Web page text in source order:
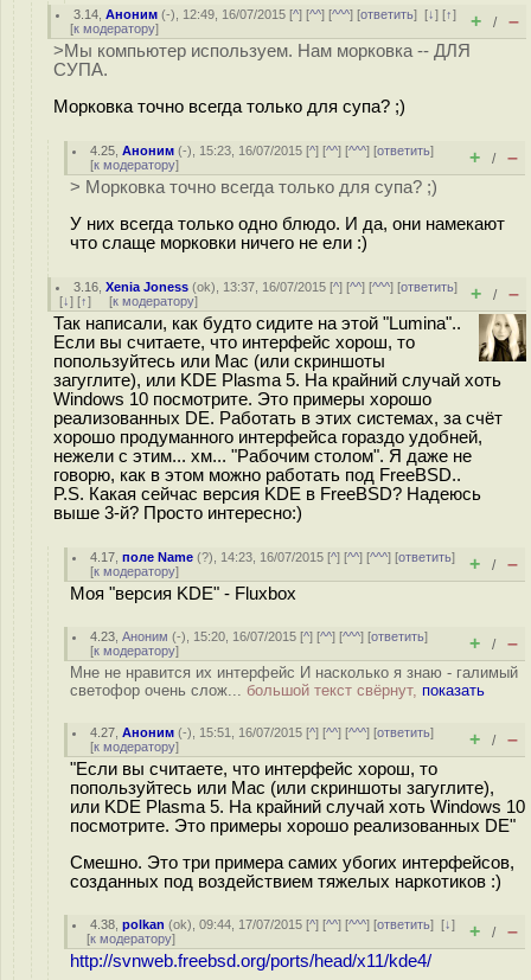
3.14 ,Аноним (-), 12:49, 16/07/2015 [^] [^^] [^^^] [ответить][↓] [↑]
[к модератору] + / –
>Мы компьютер используем. Нам морковка -- ДЛЯ
СУПА.
Морковка точно всегда только для супа? ;)
4.25 ,Аноним (-), 15:23, 16/07/2015 [^] [^^] [^^^] [ответить]
[к модератору] + / –
> Морковка точно всегда только для супа? ;)
У них всегда только одно блюдо. И да, они намекают
что слаще морковки ничего не ели :)
3.16 ,Xenia Joness (ok), 13:37, 16/07/2015 [^] [^^] [^^^] [ответить]
[↓] [↑] [к модератору] + / –
Так написали, как будто сидите на этой "Lumina"..
Если вы считаете, что интерфейс хорош, то
попользуйтесь или Mac (или скриншоты
загуглите), или KDE Plasma 5. На крайний случай хоть
Windows 10 посмотрите. Это примеры хорошо
реализованных DE. Работать в этих системах, за счёт
хорошо продуманного интерфейса гораздо удобней,
нежели с этим... хм... "Рабочим столом". Я даже не
говорю, как в этом можно работать под FreeBSD..
P.S. Какая сейчас версия KDE в FreeBSD? Надеюсь
выше 3-й? Просто интересно:)
4.17 ,поле Name (?), 14:23, 16/07/2015 [^] [^^] [^^^] [ответить]
[к модератору] + / –
Моя "версия KDE" - Fluxbox
4.23 ,Аноним (-), 15:20, 16/07/2015 [^] [^^] [^^^] [ответить]
[к модератору] + / –
Мне не нравится их интерфейс И насколько я знаю - галимый
светофор очень слож... большой текст свёрнут, показать
4.27 ,Аноним (-), 15:51, 16/07/2015 [^] [^^] [^^^] [ответить]
[к модератору] + / –
"Если вы считаете, что интерфейс хорош, то
попользуйтесь или Mac (или скриншоты загуглите),
или KDE Plasma 5. На крайний случай хоть Windows 10
посмотрите. Это примеры хорошо реализованных DE"
Смешно. Это три примера самих убогих интерфейсов,
созданных под воздействием тяжелых наркотиков :)
4.38 ,polkan (ok), 09:44, 17/07/2015 [^] [^^] [^^^] [ответить][↓]
[к модератору] + / –
http://svnweb.freebsd.org/ports/head/x11/kde4/